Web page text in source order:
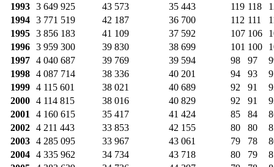
1993 3 649 925 43 573 35 443 119 118
1994 3 771 519 42 187 36 700 112 111
1995 3 856 183 41 109 37 592 107 106
1996 3 959 300 39 830 38 699 101 100
1997 4 040 687 39 769 39 594 98 97
1998 4 087 714 38 336 40 201 94 93
1999 4 115 601 38 021 40 689 92 91
2000 4 114 815 38 016 40 829 92 91
2001
4 160 615 35 417 41 424 85 84
2002 4 211 443 33 853 42 155 80 80
2003 4 285 095 33 967 43 061 79 78
2004 4 335 962 34 734 43 718 80 79